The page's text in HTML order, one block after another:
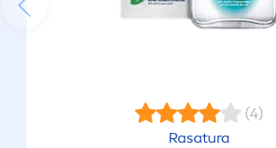
(4)
Rasatura